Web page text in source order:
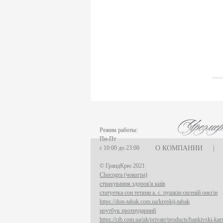
О КОМПАНИИ
Режим работы:
Пн-Пт
с 10:00 до 23:00
© ГрандКрю 2021
Chocogra (чокогра)
страхування здоров'я київ
статуетка сон тетяни а. с. пушкін євгеній онєгін
https://don-tabak.com.ua/krepkij-tabak
ноутбук протиударний
https://cib.com.ua/uk/private/products/bankivski-